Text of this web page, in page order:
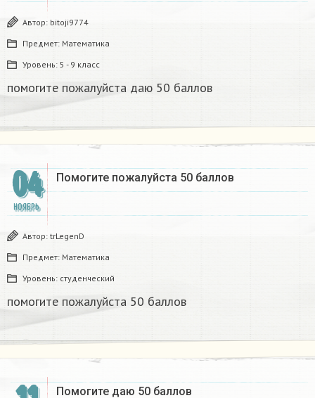
Автор: bitoji9774
Предмет: Математика
Уровень: 5 - 9 класс
помогите пожалуйста даю 50 баллов​
04
НОЯБРЬ
Помогите пожалуйста 50 баллов​
Автор: trLegenD
Предмет: Математика
Уровень: студенческий
помогите пожалуйста 50 баллов​
Помогите даю 50 баллов​